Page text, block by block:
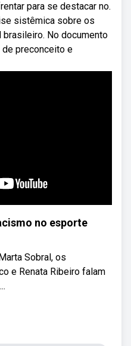
para se destacar no.
sistêmica sobre os
No documento
preconceito e
no esporte
Sobral, os
e Renata Ribeiro falam